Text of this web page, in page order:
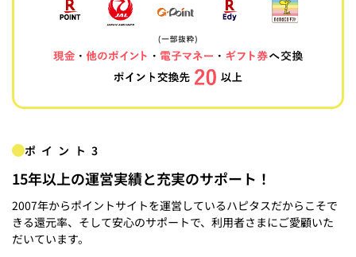
ポイント3
15年以上の運営実績と充実のサポート！
2007年からポイントサイトを運営しているハピタスだからこそで
きる還元率、そして安心のサポートで、利用者さまにご愛顧いた
だいています。